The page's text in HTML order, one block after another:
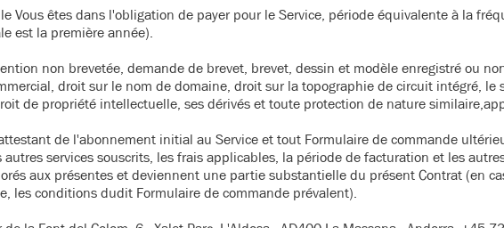
Vous êtes dans l'obligation de payer pour le Service, période équivalente à la
est la première année).
non brevetée, demande de brevet, brevet, dessin et modèle enregistré ou
droit sur le nom de domaine, droit sur la topographie de circuit intégré, le
de propriété intellectuelle, ses dérivés et toute protection de nature
de l'abonnement initial au Service et tout Formulaire de commande
services souscrits, les frais applicables, la période de facturation et les
aux présentes et deviennent une partie substantielle du présent Contrat (en
les conditions dudit Formulaire de commande prévalent).